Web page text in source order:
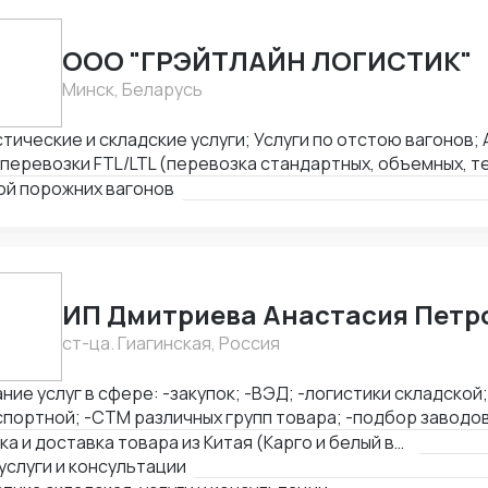
ООО "ГРЭЙТЛАЙН ЛОГИСТИК"
Минск, Беларусь
и складские услуги; Услуги по отстою
FTL/LTL (перевозка стандартных, объемных,
грузов); Железнодорожные перевозки FCL/LCL —
порожних вагонов
ИП Дмитриева Анастасия
ст-ца. Гиагинская, Россия
услуг в сфере: -закупок; -ВЭД; -логистики
-СТМ различных групп товара; -подбор
товара из Китая (КАРГО и Белый ввоз) Страны с
Европа, США, ОАЭ, Турция, Китай, СНГ
Закупка и доставка товара из Китая (Карго и белый ввоз), услуги и консультации
и консультации